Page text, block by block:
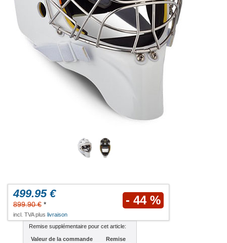
499.95 €
899.90 € * - 44 %
incl. TVA plus livraison
Remise supplémentaire pour cet article:
Valeur de la commande
Remise